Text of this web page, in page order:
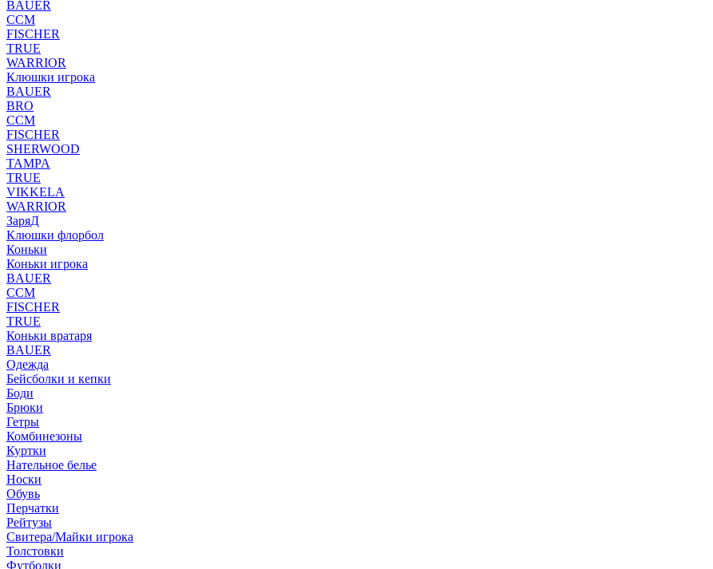
BAUER
CCM
FISCHER
TRUE
WARRIOR
Клюшки игрока
BAUER
BRO
CCM
FISCHER
SHERWOOD
TAMPA
TRUE
VIKKELA
WARRIOR
ЗаряД
Клюшки флорбол
Коньки
Коньки игрока
BAUER
CCM
FISCHER
TRUE
Коньки вратаря
BAUER
Одежда
Бейсболки и кепки
Боди
Брюки
Гетры
Комбинезоны
Куртки
Нательное белье
Носки
Обувь
Перчатки
Рейтузы
Свитера/Майки игрока
Толстовки
Футболки